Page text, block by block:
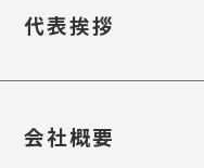
代表挨拶
会社概要